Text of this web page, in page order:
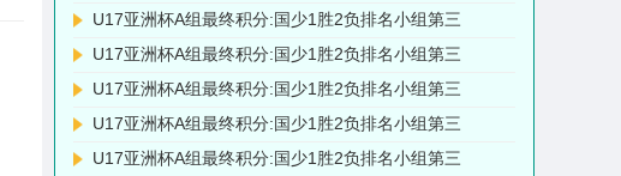
U17亚洲杯A组最终积分:国少1胜2负排名小组第三
U17亚洲杯A组最终积分:国少1胜2负排名小组第三
U17亚洲杯A组最终积分:国少1胜2负排名小组第三
U17亚洲杯A组最终积分:国少1胜2负排名小组第三
U17亚洲杯A组最终积分:国少1胜2负排名小组第三